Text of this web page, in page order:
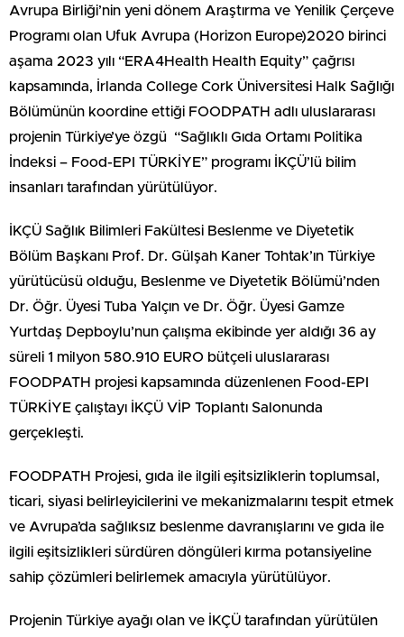
Avrupa Birliği’nin yeni dönem Araştırma ve Yenilik Çerçeve
Programı olan Ufuk Avrupa (Horizon Europe)2020 birinci
aşama 2023 yılı “ERA4Health Health Equity” çağrısı
kapsamında, İrlanda College Cork Üniversitesi Halk Sağlığı
Bölümünün koordine ettiği FOODPATH adlı uluslararası
projenin Türkiye’ye özgü “Sağlıklı Gıda Ortamı Politika
İndeksi – Food-EPI TÜRKİYE” programı İKÇÜ’lü bilim
insanları tarafından yürütülüyor.
İKÇÜ Sağlık Bilimleri Fakültesi Beslenme ve Diyetetik
Bölüm Başkanı Prof. Dr. Gülşah Kaner Tohtak’ın Türkiye
yürütücüsü olduğu, Beslenme ve Diyetetik Bölümü’nden
Dr. Öğr. Üyesi Tuba Yalçın ve Dr. Öğr. Üyesi Gamze
Yurtdaş Depboylu’nun çalışma ekibinde yer aldığı 36 ay
süreli 1 milyon 580.910 EURO bütçeli uluslararası
FOODPATH projesi kapsamında düzenlenen Food-EPI
TÜRKİYE çalıştayı İKÇÜ VİP Toplantı Salonunda
gerçekleşti.
FOODPATH Projesi, gıda ile ilgili eşitsizliklerin toplumsal,
ticari, siyasi belirleyicilerini ve mekanizmalarını tespit etmek
ve Avrupa’da sağlıksız beslenme davranışlarını ve gıda ile
ilgili eşitsizlikleri sürdüren döngüleri kırma potansiyeline
sahip çözümleri belirlemek amacıyla yürütülüyor.
Projenin Türkiye ayağı olan ve İKÇÜ tarafından yürütülen